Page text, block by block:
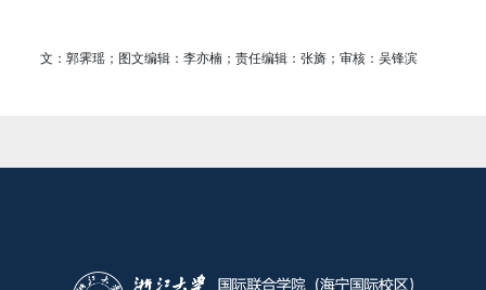
文：郭霁瑶；图文编辑：李亦楠；责任编辑：张旖；审核：吴锋滨